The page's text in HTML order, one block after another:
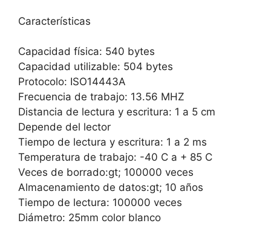
Características
Capacidad física: 540 bytes
Capacidad utilizable: 504 bytes
Protocolo: ISO14443A
Frecuencia de trabajo: 13.56 MHZ
Distancia de lectura y escritura: 1 a 5 cm
Depende del lector
Tiempo de lectura y escritura: 1 a 2 ms
Temperatura de trabajo: -40 C a + 85 C
Veces de borrado:gt; 100000 veces
Almacenamiento de datos:gt; 10 años
Tiempo de lectura: 100000 veces
Diámetro: 25mm color blanco